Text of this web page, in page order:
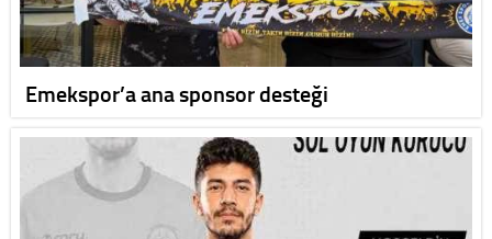
Emekspor’a ana sponsor desteği